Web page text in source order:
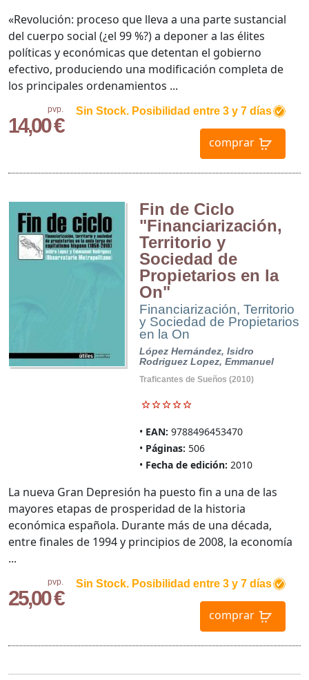
pvp.
14,00 €
Sin Stock. Posibilidad entre 3 y 7 días
comprar
«Revolución: proceso que lleva a una parte sustancial
del cuerpo social (¿el 99 %?) a deponer a las élites
políticas y económicas que detentan el gobierno
efectivo, produciendo una modificación completa de
los principales ordenamientos ...
Fin de Ciclo
"Financiarización,
Territorio y
Sociedad de
Propietarios en la
On"
Financiarización, Territorio
y Sociedad de Propietarios
en la On
López Hernández, Isidro
Rodriguez Lopez, Emmanuel
Traficantes de Sueños (2010)
EAN: 9788496453470
Páginas: 506
Fecha de edición: 2010
pvp.
25,00 €
Sin Stock. Posibilidad entre 3 y 7 días
comprar
La nueva Gran Depresión ha puesto fin a una de las
mayores etapas de prosperidad de la historia
económica española. Durante más de una década,
entre finales de 1994 y principios de 2008, la economía
...